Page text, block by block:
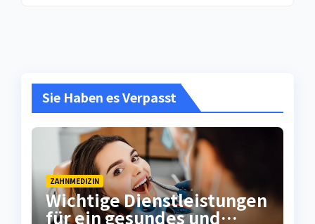
Sie Haben es Verpasst
ZAHNMEDIZIN
Wichtige Dienstleistungen
für ein gesundes und